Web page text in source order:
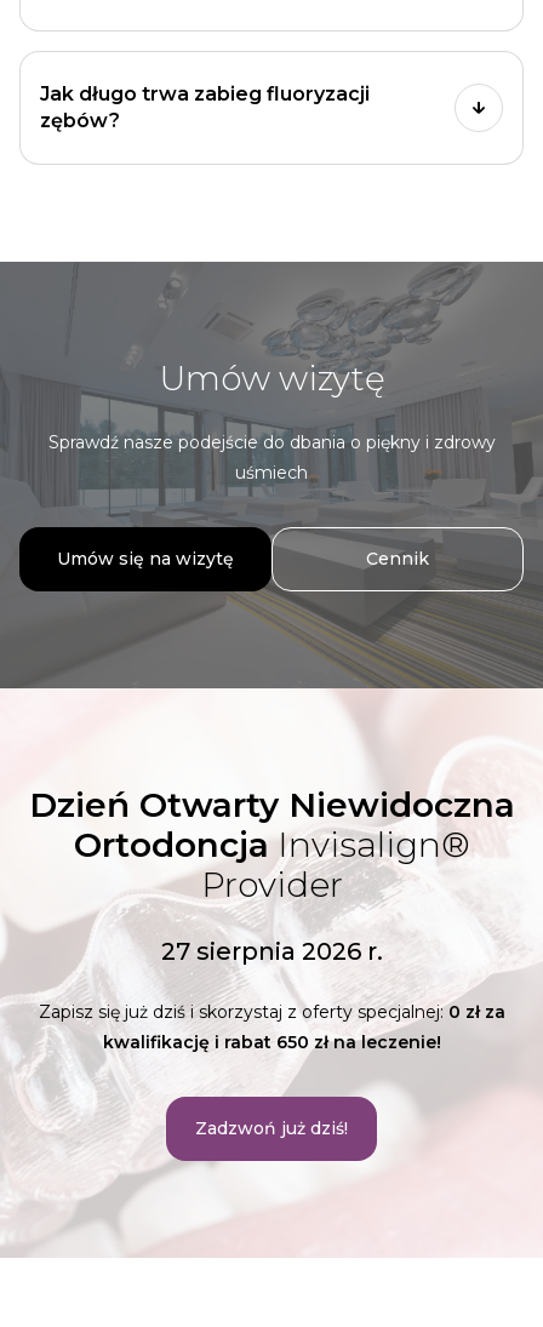
Jak długo trwa zabieg fluoryzacji
zębów?
Umów wizytę
Sprawdź nasze podejście do dbania o piękny i zdrowy
uśmiech
Umów się na wizytę Cennik
Dzień Otwarty Niewidoczna
OrtodoncjaInvisalign®
Provider
27 sierpnia 2026 r.
Zapisz się już dziś i skorzystaj z oferty specjalnej:0 zł za
kwalifikację i rabat 650 zł na leczenie!
Zadzwoń już dziś!